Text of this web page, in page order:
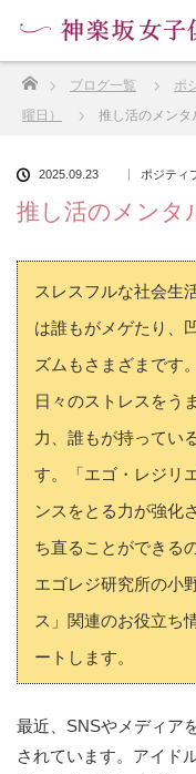
ブログ一覧
ポ
曜日）
推し活のメンタ
2025.09.23 ポジティ
推し活のメンタ
スレスフルな社会生
は誰もがメゲたり、
ズムもさまざまです
日々のストレスをう
力、誰もが持ってい
す。「エゴ・レジリ
ンスをとる力が強化
ち直ることができる
エゴレジ研究所の小
ス」関連のお役立ち
ートします。
最近、SNSやメディア
されています。アイド